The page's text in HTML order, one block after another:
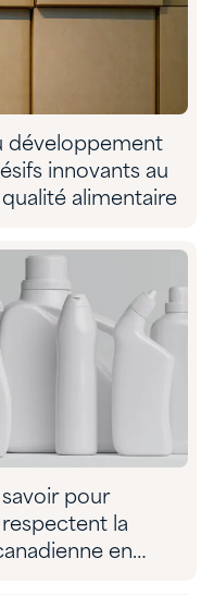
développement
innovants au
alimentaire
pour
la
en